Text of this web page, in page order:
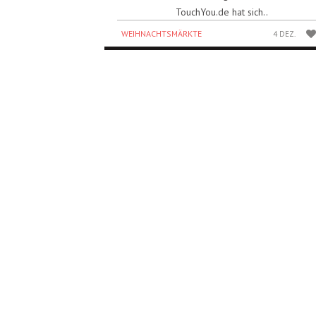
TouchYou.de hat sich..
WEIHNACHTSMÄRKTE 4 DEZ.